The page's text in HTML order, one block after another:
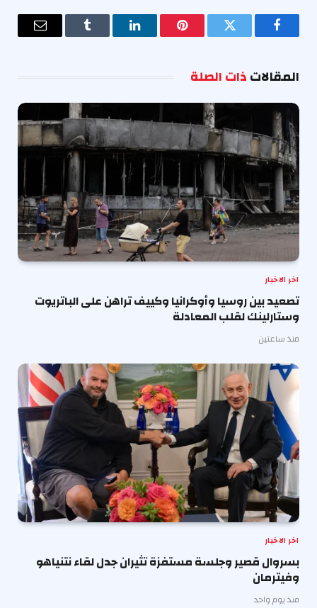
فيسبوك تويتر بينتيريستلينكدإن Tumblr
البريد
المقالاتذات الصلة
اخر الاخبار
تصعيد بين روسيا وأوكرانيا وكييف تراهن على الباتريوت
وستارلينك لقلب المعادلة
منذ ساعتين
اخر الاخبار
بسروال قصير وجلسة مستفزة تثيران جدل لقاء نتنياهو
وفيترمان
منذ يوم واحد